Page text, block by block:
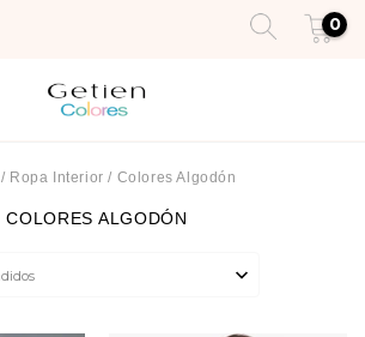
0
/ Ropa Interior/ Colores Algodón
COLORES ALGODÓN